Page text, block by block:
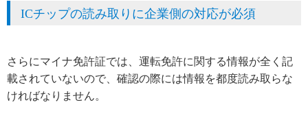
ICチップの読み取りに企業側の対応が必須
さらにマイナ免許証では、運転免許に関する情報が全く記
載されていないので、確認の際には情報を都度読み取らな
ければなりません。